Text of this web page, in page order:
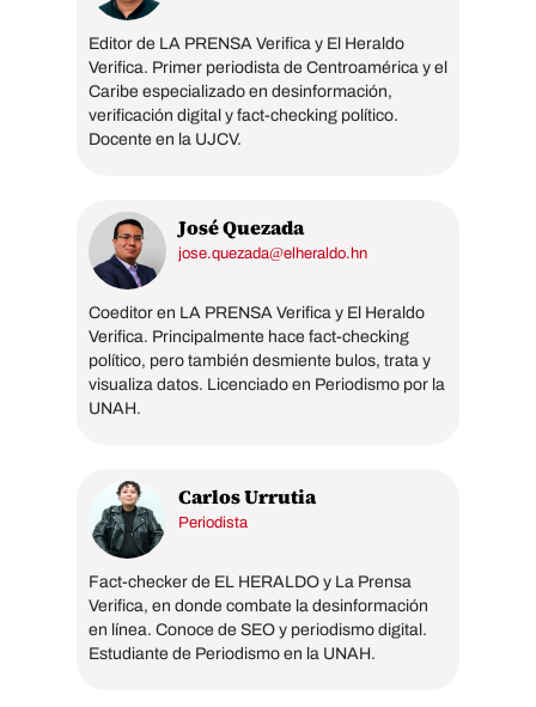
Editor de LA PRENSA Verifica y El Heraldo
Verifica. Primer periodista de Centroamérica y el
Caribe especializado en desinformación,
verificación digital y fact-checking político.
Docente en la UJCV.
José Quezada
jose.quezada@elheraldo.hn
Coeditor en LA PRENSA Verifica y El Heraldo
Verifica. Principalmente hace fact-checking
político, pero también desmiente bulos, trata y
visualiza datos. Licenciado en Periodismo por la
UNAH.
Carlos Urrutia
Periodista
Fact-checker de EL HERALDO y La Prensa
Verifica, en donde combate la desinformación
en línea. Conoce de SEO y periodismo digital.
Estudiante de Periodismo en la UNAH.